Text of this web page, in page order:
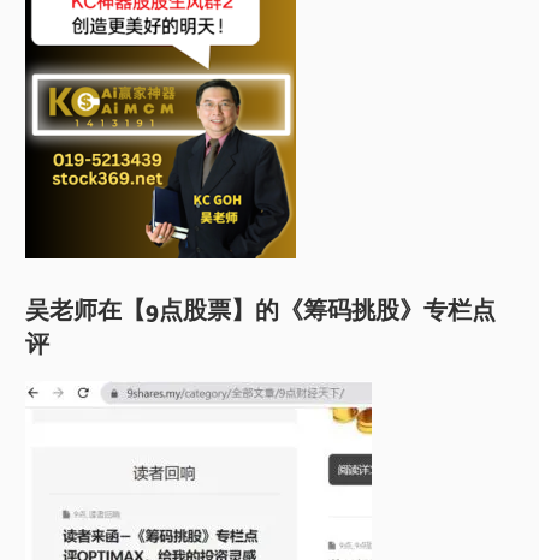
吴老师在【9点股票】的《筹码挑股》专栏点
评